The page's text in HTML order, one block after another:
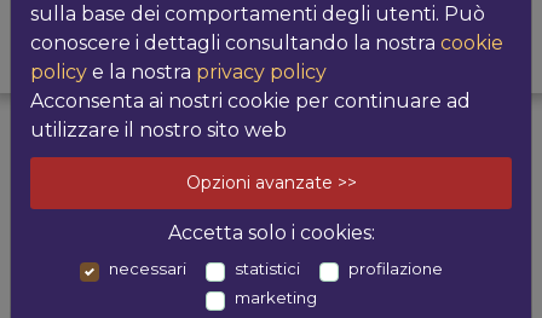
PRODOTTI
CORRELATI
POTREBBE
INTERESSARTI
I più venduti
sulla base dei comportamenti degli utenti. Può
conoscere i dettagli consultando la nostra cookie
policy e la nostra privacy policy
Acconsenta ai nostri cookie per continuare ad
utilizzare il nostro sito web
Opzioni avanzate >>
Accetta solo i cookies:
necessari statistici
profilazione
marketing